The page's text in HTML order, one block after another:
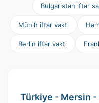
Bulgaristan iftar
Münih iftar vakti
Berlin iftar vakti
Türkiye - Mersin -